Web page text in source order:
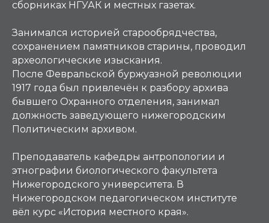
сборниках НГУАК и местных газетах.
Занимался историей старообрядчества,
сохранением памятников старины, проводил
археологические изыскания.
После Февральской буржуазной революции
1917 года был привлечён к разбору архива
бывшего Охранного отделения, занимал
должность заведующего нижегородским
Политическим архивом.
Преподаватель кафедры антропологии и
этнографии биологического факультета
Нижегородского университета. В
Нижегородском педагогическом институте
вёл курс «История местного края».